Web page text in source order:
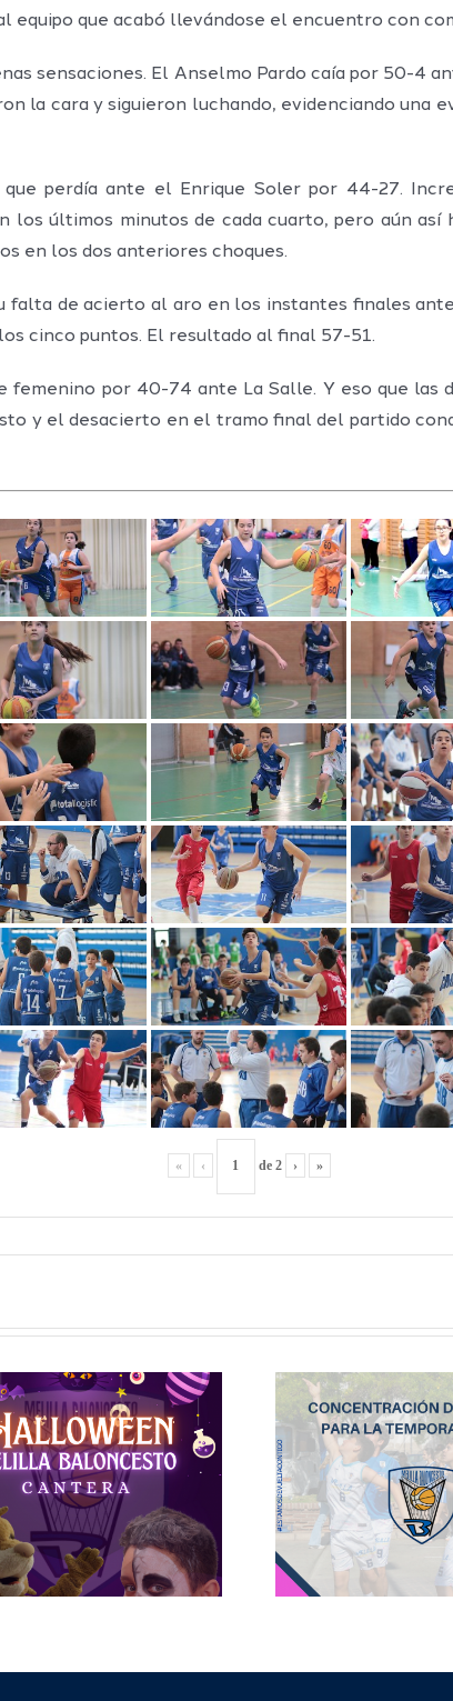
que acabó llevándose el encuentro con
sensaciones. El Anselmo Pardo caía por 50-4
la cara y siguieron luchando, evidenciando una
perdía ante el Enrique Soler por 44-27.
los últimos minutos de cada cuarto, pero aún
en los dos anteriores choques.
falta de acierto al aro en los instantes finales
cinco puntos. El resultado al final 57-51.
femenino por 40-74 ante La Salle. Y eso que las
y el desacierto en el tramo final del partido
« ‹ de 2 › »
de jugadores
para la cantera
del Club Melilla
Baloncesto
Temporada 25-
las